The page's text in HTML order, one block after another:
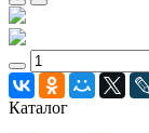
Каталог